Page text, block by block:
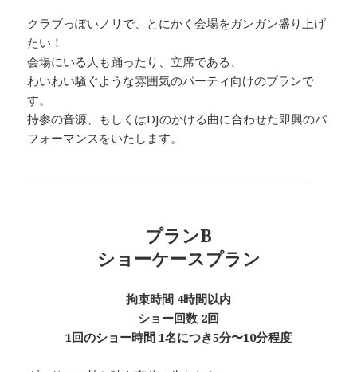
クラブっぽいノリで、とにかく会場をガンガン盛り上げ
たい！
会場にいる人も踊ったり、立席である、
わいわい騒ぐような雰囲気のパーティ向けのプランで
す。
持参の音源、もしくはDJのかける曲に合わせた即興のパ
フォーマンスをいたします。
プランB
ショーケースプラン
拘束時間 4時間以内
ショー回数 2回
1回のショー時間 1名につき5分〜10分程度